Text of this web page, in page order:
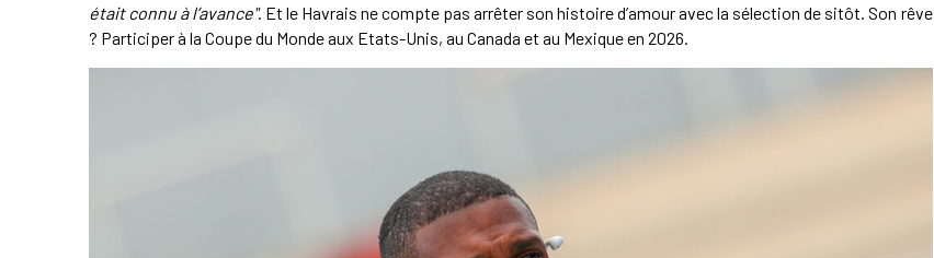
était connu à l’avance". Et le Havrais ne compte pas arrêter son histoire d’amour avec la sélection de sitôt. Son rêve
? Participer à la Coupe du Monde aux Etats-Unis, au Canada et au Mexique en 2026.